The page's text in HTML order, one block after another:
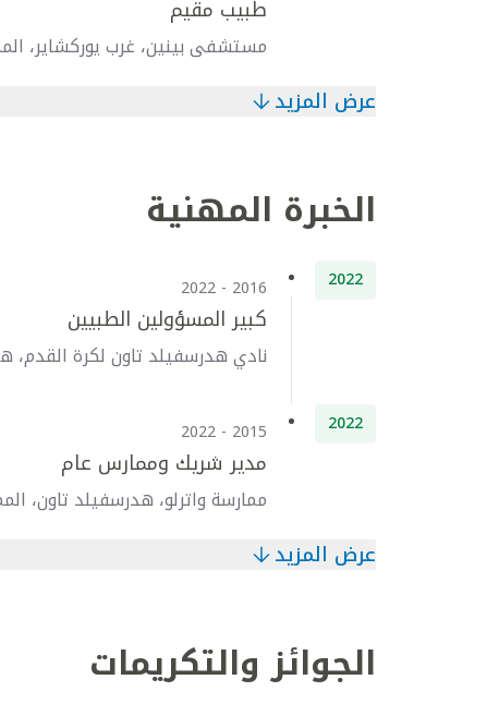
طبيب مقيم
مستشفى بينين، غرب يوركشاير،
عرض المزيد
الخبرة المهنية
2022
2016 - 2022
كبير المسؤولين الطبيين
نادي هدرسفيلد تاون لكرة القدم،
2022
2015 - 2022
مدير شريك وممارس عام
ممارسة واترلو، هدرسفيلد تاون،
عرض المزيد
الجوائز والتكريمات